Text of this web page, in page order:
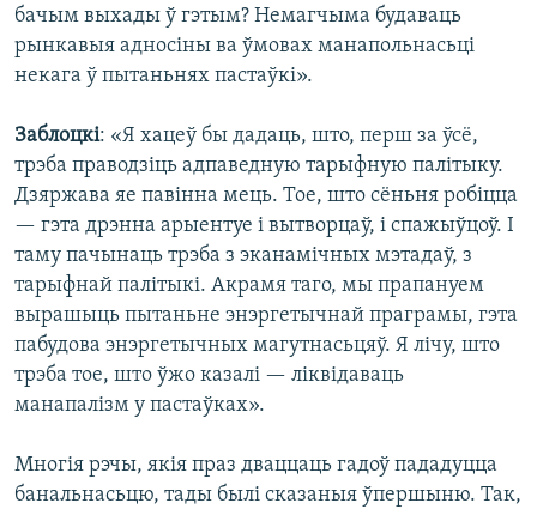
бачым выхады ў гэтым? Немагчыма будаваць
рынкавыя адносіны ва ўмовах манапольнасьці
некага ў пытаньнях пастаўкі».
Заблоцкі: «Я хацеў бы дадаць, што, перш за ўсё,
трэба праводзіць адпаведную тарыфную палітыку.
Дзяржава яе павінна мець. Тое, што сёньня робіцца
— гэта дрэнна арыентуе і вытворцаў, і спажыўцоў. І
таму пачынаць трэба з эканамічных мэтадаў, з
тарыфнай палітыкі. Акрамя таго, мы прапануем
вырашыць пытаньне энэргетычнай праграмы, гэта
пабудова энэргетычных магутнасьцяў. Я лічу, што
трэба тое, што ўжо казалі — ліквідаваць
манапалізм у пастаўках».
Многія рэчы, якія праз дваццаць гадоў пададуцца
банальнасьцю, тады былі сказаныя ўпершыню. Так,